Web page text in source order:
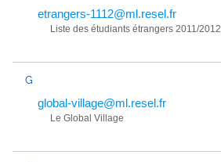
etrangers-1112@ml.resel.fr
Liste des étudiants étrangers 2011/2012
G
global-village@ml.resel.fr
Le Global Village